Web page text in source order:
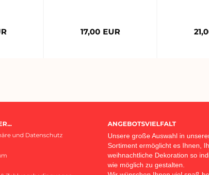
17,00 EUR
und Datenschutz
ANGEBOTSVIELFALT
Unsere große Auswahl in
Sortiment ermöglicht es Ihnen,
weihnachtliche Dekoration so
wie möglich zu gestalten.